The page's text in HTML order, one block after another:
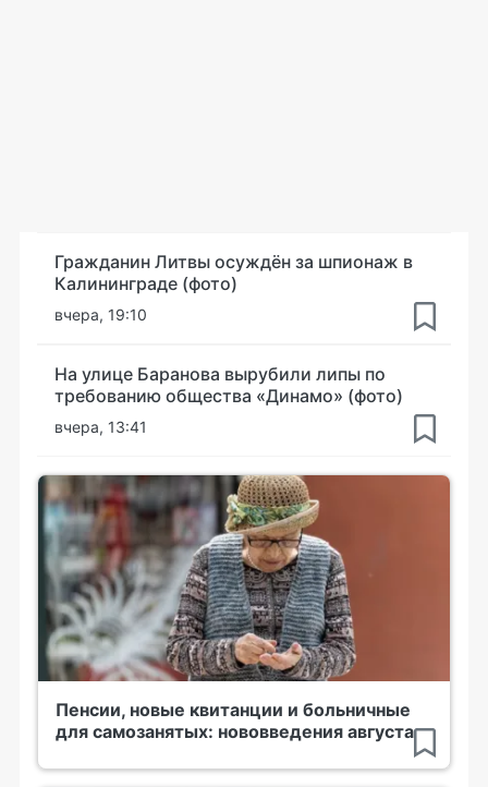
Гражданин Литвы осуждён за шпионаж в
Калининграде (фото)
вчера, 19:10
На улице Баранова вырубили липы по
требованию общества «Динамо» (фото)
вчера, 13:41
Пенсии, новые квитанции и больничные
для самозанятых: нововведения августа